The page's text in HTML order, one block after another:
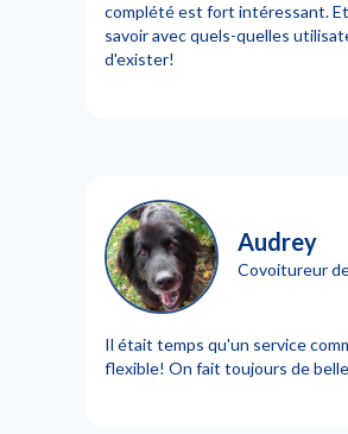
complété est fort intéressant.
savoir avec quels-quelles
d'exister!
Audrey
Covoitureur
Il était temps qu'un service
flexible! On fait toujours de